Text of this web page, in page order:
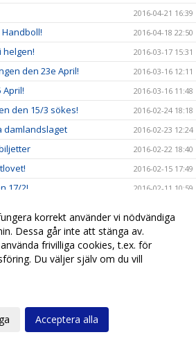
2016-04-21 16:39
2016-04-18 22:50
helgen! 2016-03-17 15:31
den 23e April! 2016-03-16 12:11
2016-03-16 11:48
den 15/3 sökes! 2016-02-24 18:18
damlandslaget 2016-02-23 12:24
2016-02-22 18:40
2016-02-15 17:49
17/2! 2016-02-11 10:59
till steg 4! 2016-02-01 13:41
17/1 2016-01-14 17:56
2016-01-08 18:00
uppdaterade!
Matchvärdar våren 2016
korrekt använder vi nödvändiga
Dessa går inte att stänga av.
frivilliga cookies, t.ex. för
Du väljer själv om du vill
Acceptera alla